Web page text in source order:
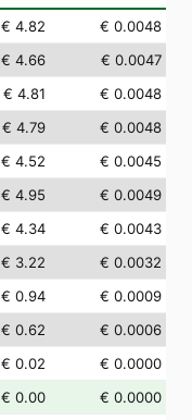
€ 4.82
€ 0.0048
€ 4.66
€ 0.0047
€ 4.81
€ 0.0048
€ 4.79
€ 0.0048
€ 4.52
€ 0.0045
€ 4.95
€ 0.0049
€ 4.34
€ 0.0043
€ 3.22
€ 0.0032
€ 0.94
€ 0.0009
€ 0.62
€ 0.0006
€ 0.02
€ 0.0000
€ 0.00
€ 0.0000